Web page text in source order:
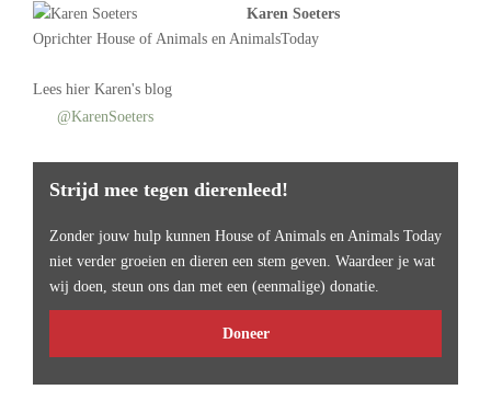
Karen Soeters
Oprichter House of Animals en AnimalsToday
Lees hier Karen's blog
@KarenSoeters
Strijd mee tegen dierenleed!
Zonder jouw hulp kunnen House of Animals en Animals Today
niet verder groeien en dieren een stem geven. Waardeer je wat
wij doen, steun ons dan met een (eenmalige) donatie.
Doneer